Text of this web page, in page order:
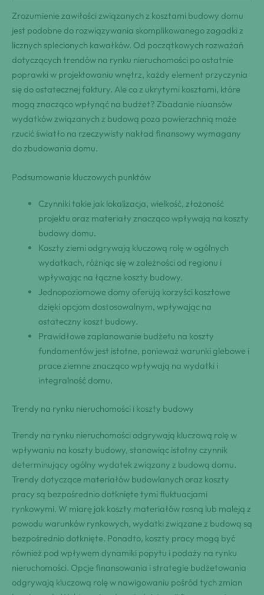
Zrozumienie zawiłości związanych z kosztami budowy domu
jest podobne do rozwiązywania skomplikowanego zagadki z
licznych splecionych kawałków. Od początkowych rozważań
dotyczących trendów na rynku nieruchomości po ostatnie
poprawki w projektowaniu wnętrz, każdy element przyczynia
się do ostatecznej faktury. Ale co z ukrytymi kosztami, które
mogą znacząco wpłynąć na budżet? Zbadanie niuansów
wydatków związanych z budową poza powierzchnią może
rzucić światło na rzeczywisty nakład finansowy wymagany
do zbudowania domu.
Podsumowanie kluczowych punktów
Czynniki takie jak lokalizacja, wielkość, złożoność
projektu oraz materiały znacząco wpływają na koszty
budowy domu.
Koszty ziemi odgrywają kluczową rolę w ogólnych
wydatkach, różniąc się w zależności od regionu i
wpływając na łączne koszty budowy.
Jednopoziomowe domy oferują korzyści kosztowe
dzięki opcjom dostosowalnym, wpływając na
ostateczny koszt budowy.
Prawidłowe zaplanowanie budżetu na koszty
fundamentów jest istotne, ponieważ warunki glebowe i
prace ziemne znacząco wpływają na wydatki i
integralność domu.
Trendy na rynku nieruchomości i koszty budowy
Trendy na rynku nieruchomości odgrywają kluczową rolę w
wpływaniu na koszty budowy, stanowiąc istotny czynnik
determinujący ogólny wydatek związany z budową domu.
Trendy dotyczące materiałów budowlanych oraz koszty
pracy są bezpośrednio dotknięte tymi fluktuacjami
rynkowymi. W miarę jak koszty materiałów rosną lub maleją z
powodu warunków rynkowych, wydatki związane z budową są
bezpośrednio dotknięte. Ponadto, koszty pracy mogą być
również pod wpływem dynamiki popytu i podaży na rynku
nieruchomości. Opcje finansowania i strategie budżetowania
odgrywają kluczową rolę w nawigowaniu pośród tych zmian